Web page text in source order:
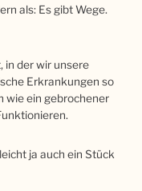
als: Es gibt Wege.
in der wir unsere
Erkrankungen so
wie ein gebrochener
ja auch ein Stück